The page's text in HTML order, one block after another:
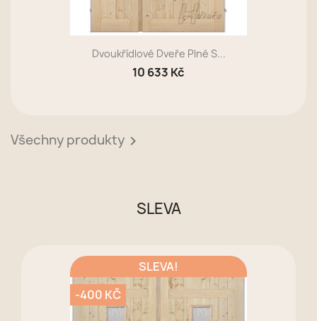
Dvoukřídlové Dveře Plné S...
10 633 Kč
Všechny produkty 
SLEVA
SLEVA!
-400 KČ